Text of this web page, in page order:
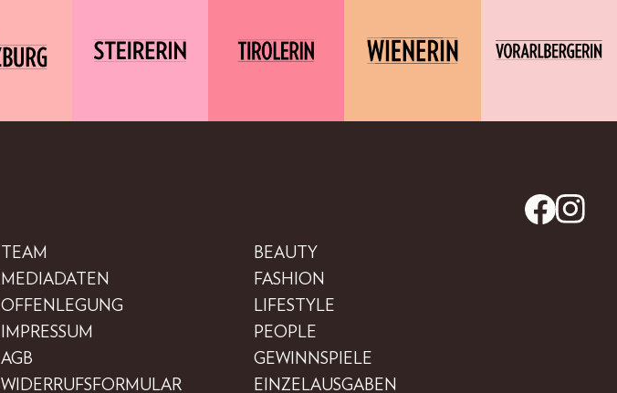
TEAM
MEDIADATEN
OFFENLEGUNG
IMPRESSUM
AGB
WIDERRUFSFORMULAR
BEAUTY
FASHION
LIFESTYLE
PEOPLE
GEWINNSPIELE
EINZELAUSGABEN